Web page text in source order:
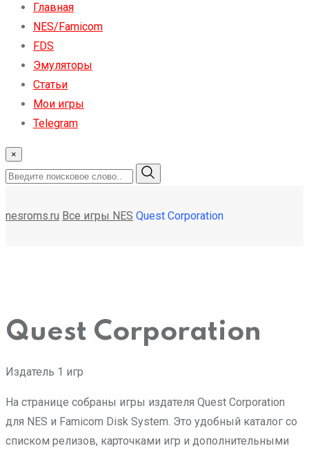
Главная
NES/Famicom
FDS
Эмуляторы
Статьи
Мои игры
Telegram
×
nesroms.ru Все игры NES Quest Corporation
Quest Corporation
Издатель 1 игр
На странице собраны игры издателя Quest Corporation
для NES и Famicom Disk System. Это удобный каталог со
списком релизов, карточками игр и дополнительными